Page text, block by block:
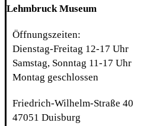
Lehmbruck Museum
Öffnungszeiten:
Dienstag-Freitag 12-17 Uhr
Samstag, Sonntag 11-17 Uhr
Montag geschlossen
Friedrich-Wilhelm-Straße 40
47051 Duisburg